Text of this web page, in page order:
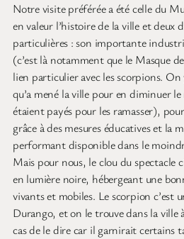
Notre visite préférée a été celle du
en valeur l’histoire de la ville et deux
particulières : son importante
(c’est là notamment que le Masque
lien particulier avec les scorpions.
qu’a mené la ville pour en diminuer
étaient payés pour les ramasser),
grâce à des mesures éducatives et la
performant disponible dans le
Mais pour nous, le clou du spectacle
en lumière noire, hébergeant une
vivants et mobiles. Le scorpion c’est
Durango, et on le trouve dans la ville
cas de le dire car il garnirait certains